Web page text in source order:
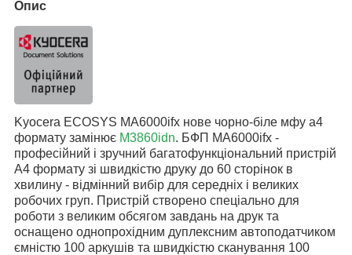
Опис
Kyocera ECOSYS MA6000ifx нове чорно-біле мфу а4
формату замінює M3860idn. БФП MA6000ifx -
професійний і зручний багатофункціональний пристрій
А4 формату зі швидкістю друку до 60 сторінок в
хвилину - відмінний вибір для середніх і великих
робочих груп. Пристрій створено спеціально для
роботи з великим обсягом завдань на друк та
оснащено однопрохідним дуплексним автоподатчиком
ємністю 100 аркушів та швидкістю сканування 100